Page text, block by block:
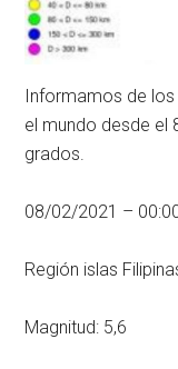
Informamos de
el mundo desde el
grados.
08/02/2021 –
Región islas
Magnitud: 5,6